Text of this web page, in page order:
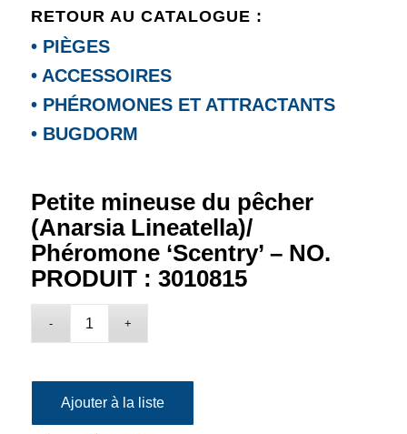
RETOUR AU CATALOGUE :
• PIÈGES
• ACCESSOIRES
• PHÉROMONES ET ATTRACTANTS
• BUGDORM
Petite mineuse du pêcher
(Anarsia Lineatella)/
Phéromone ‘Scentry’ – NO.
PRODUIT : 3010815
Ajouter à la liste